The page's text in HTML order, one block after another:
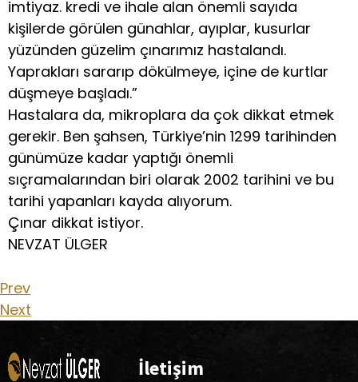
imtiyaz. kredi ve ihale alan önemli sayıda
kişilerde görülen günahlar, ayıplar, kusurlar
yüzünden güzelim çınarımız hastalandı.
Yaprakları sararıp dökülmeye, içine de kurtlar
düşmeye başladı.”
Hastalara da, mikroplara da çok dikkat etmek
gerekir. Ben şahsen, Türkiye’nin 1299 tarihinden
günümüze kadar yaptığı önemli
sıçramalarından biri olarak 2002 tarihini ve bu
tarihi yapanları kayda alıyorum.
Çınar dikkat istiyor.
NEVZAT ÜLGER
Prev
Next
İletişim